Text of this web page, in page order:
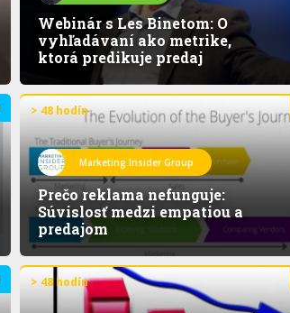
Webinár s Les Binetom: O
vyhľadávaní ako metrike,
ktorá predikuje predaj
> 48 hodín
Marketing Insider Group
Prečo reklama nefunguje:
Súvislosť medzi empatiou a
predajom
> 48 hodín